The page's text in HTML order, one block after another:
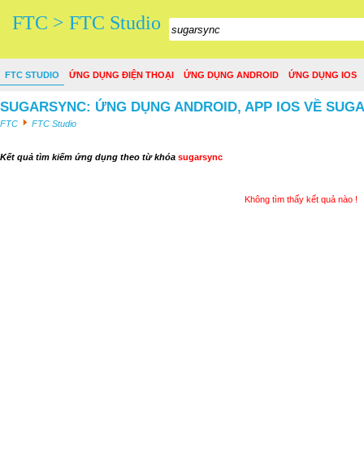
FTC > FTC Studio
FTC STUDIO ỨNG DỤNG ĐIỆN THOẠI ỨNG DỤNG ANDROID ỨNG DỤNG IOS
SUGARSYNC: ỨNG DỤNG ANDROID, APP IOS VỀ
FTC FTC Studio
Kết quả tìm kiếm ứng dụng theo từ khóa sugarsync
Không tìm thấy kết quả nào !